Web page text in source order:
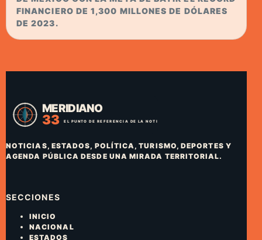
FINANCIERO DE 1,300 MILLONES DE DÓLARES
DE 2023.
NOTICIAS, ESTADOS, POLÍTICA, TURISMO, DEPORTES Y
AGENDA PÚBLICA DESDE UNA MIRADA TERRITORIAL.
SECCIONES
INICIO
NACIONAL
ESTADOS